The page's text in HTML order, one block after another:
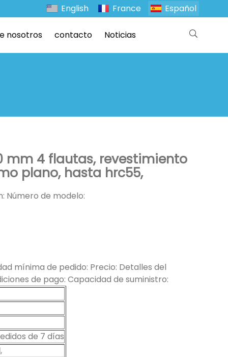
English France Español
nosotros contacto Noticias
mm 4 flautas, revestimiento
plano, hasta hrc55,
Número de modelo:
mínima de pedido: Precio: Detalles del
de pago: Capacidad de suministro:
de 7 días